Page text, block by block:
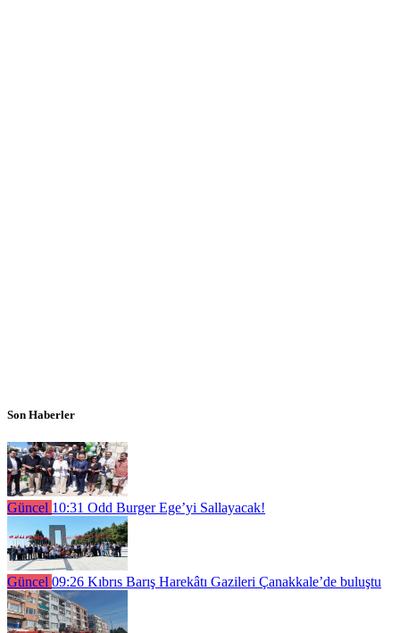
Son Haberler
Güncel 10:31 Odd Burger Ege’yi Sallayacak!
Güncel 09:26 Kıbrıs Barış Harekâtı Gazileri Çanakkale’de buluştu